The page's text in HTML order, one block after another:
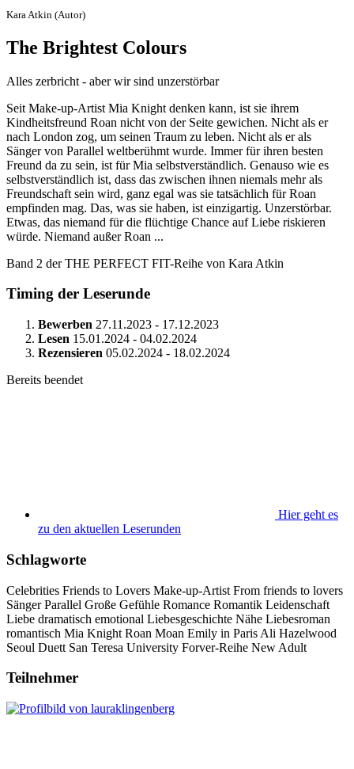
Kara Atkin (Autor)
The Brightest Colours
Alles zerbricht - aber wir sind unzerstörbar
Seit Make-up-Artist Mia Knight denken kann, ist sie ihrem
Kindheitsfreund Roan nicht von der Seite gewichen. Nicht als er
nach London zog, um seinen Traum zu leben. Nicht als er als
Sänger von Parallel weltberühmt wurde. Immer für ihren besten
Freund da zu sein, ist für Mia selbstverständlich. Genauso wie es
selbstverständlich ist, dass das zwischen ihnen niemals mehr als
Freundschaft sein wird, ganz egal was sie tatsächlich für Roan
empfinden mag. Das, was sie haben, ist einzigartig. Unzerstörbar.
Etwas, das niemand für die flüchtige Chance auf Liebe riskieren
würde. Niemand außer Roan ...
Band 2 der THE PERFECT FIT-Reihe von Kara Atkin
Timing der Leserunde
Bewerben 27.11.2023 - 17.12.2023
Lesen 15.01.2024 - 04.02.2024
Rezensieren 05.02.2024 - 18.02.2024
Bereits beendet
Hier geht es
zu den aktuellen Leserunden
Schlagworte
Celebrities Friends to Lovers Make-up-Artist From friends to lovers
Sänger Parallel Große Gefühle Romance Romantik Leidenschaft
Liebe dramatisch emotional Liebesgeschichte Nähe Liebesroman
romantisch Mia Knight Roan Moan Emily in Paris Ali Hazelwood
Seoul Duett San Teresa University Forver-Reihe New Adult
Teilnehmer